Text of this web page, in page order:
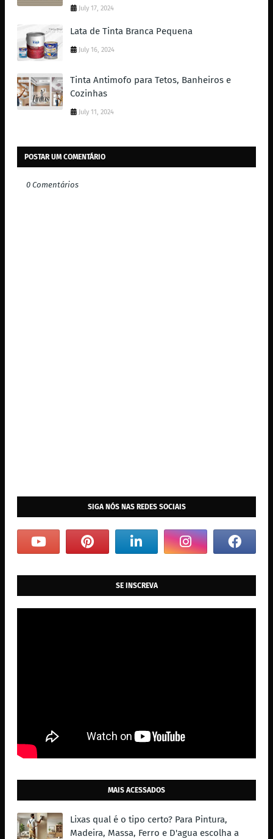
July 17, 2024
Lata de Tinta Branca Pequena
July 16, 2024
Tinta Antimofo para Tetos, Banheiros e
Cozinhas
July 11, 2024
POSTAR UM COMENTÁRIO
0 Comentários
SIGA NÓS NAS REDES SOCIAIS
SE INSCREVA
MAIS ACESSADOS
Lixas qual é o tipo certo? Para Pintura,
Madeira, Massa, Ferro e D'agua escolha a